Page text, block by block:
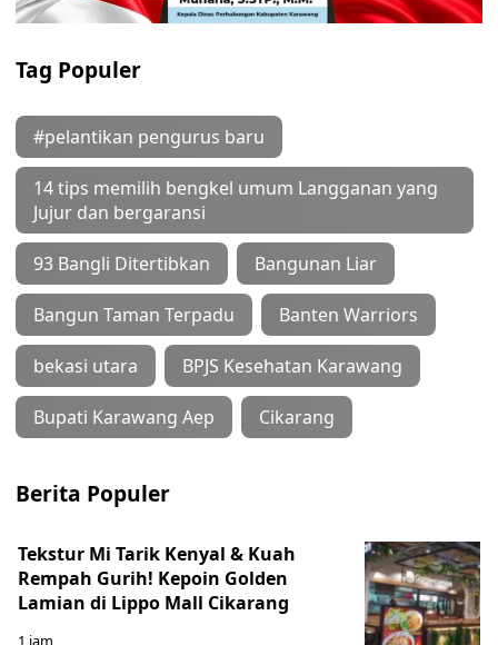
Tag Populer
#pelantikan pengurus baru
14 tips memilih bengkel umum Langganan yang
Jujur dan bergaransi
93 Bangli Ditertibkan Bangunan Liar
Bangun Taman Terpadu Banten Warriors
bekasi utara BPJS Kesehatan Karawang
Bupati Karawang Aep Cikarang
Berita Populer
Tekstur Mi Tarik Kenyal & Kuah
Rempah Gurih! Kepoin Golden
Lamian di Lippo Mall Cikarang
1 jam